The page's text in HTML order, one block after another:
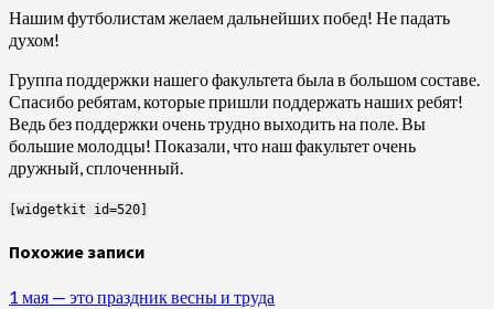
Нашим футболистам желаем дальнейших побед! Не падать
духом!
Группа поддержки нашего факультета была в большом составе.
Спасибо ребятам, которые пришли поддержать наших ребят!
Ведь без поддержки очень трудно выходить на поле. Вы
большие молодцы! Показали, что наш факультет очень
дружный, сплоченный.
[widgetkit id=520]
Похожие записи
1 мая — это праздник весны и труда